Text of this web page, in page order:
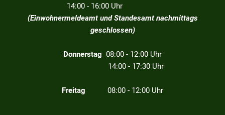
14:00 - 16:00 Uhr
(Einwohnermeldeamt und Standesamt nachmittags
geschlossen)
Donnerstag 08:00 - 12:00 Uhr
14:00 - 17:30 Uhr
Freitag 08:00 - 12:00 Uhr